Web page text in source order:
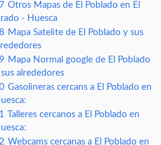
Otros Mapas de El Poblado en El
- Huesca
Mapa Satelite de El Poblado y sus
Mapa Normal google de El Poblado
alrededores
Gasolineras cercans a El Poblado en
Talleres cercanos a El Poblado en
Webcams cercanas a El Poblado en